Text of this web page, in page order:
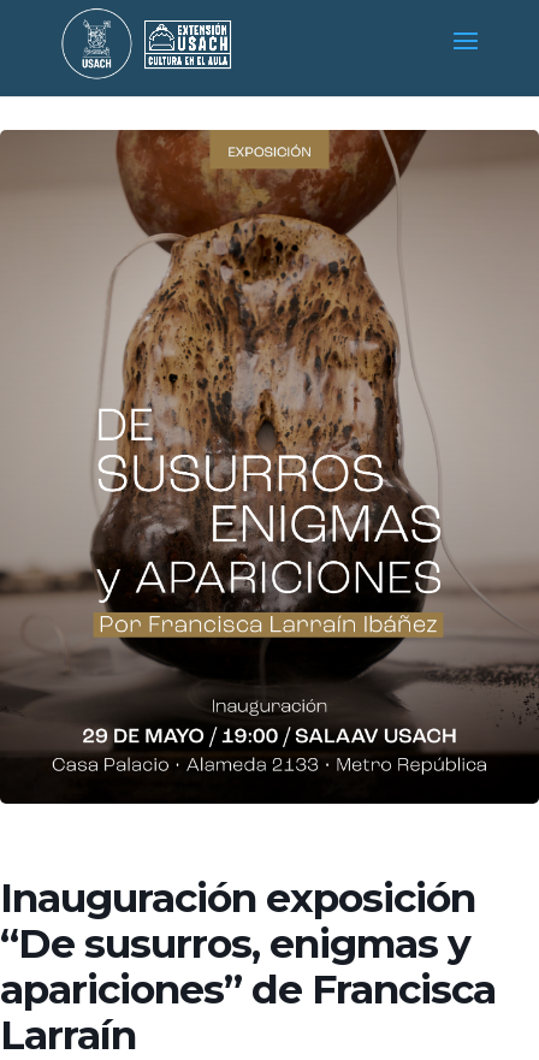
Inauguración exposición
“De susurros, enigmas y
apariciones” de Francisca
Larraín